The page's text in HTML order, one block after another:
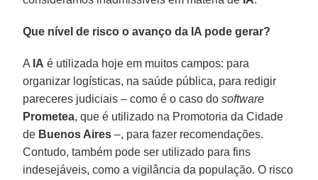
Que nível de risco o avanço da IA pode gerar?
A IA é utilizada hoje em muitos campos: para
organizar logísticas, na saúde pública, para redigir
pareceres judiciais – como é o caso dosoftware
Prometea, que é utilizado na Promotoria da Cidade
de Buenos Aires –, para fazer recomendações.
Contudo, também pode ser utilizado para fins
indesejáveis, como a vigilância da população. O risco